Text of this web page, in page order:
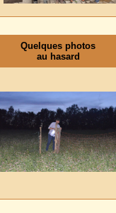
Quelques photos
au hasard